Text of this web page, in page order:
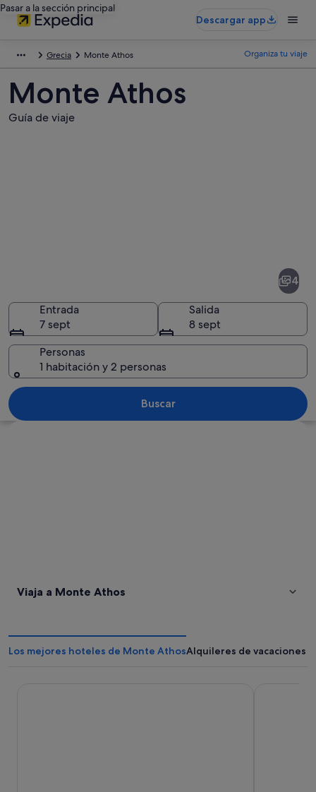
Pasar a la sección principal
Descargar app
Grecia Monte Athos Organiza tu viaje
Monte Athos
Guía de viaje
Una fortaleza de piedra histórica
4
Entrada
7 sept
Salida
8 sept
Personas
1 habitación y 2 personas
Buscar
Viaja a Monte Athos
Los mejores hoteles de Monte AthosAlquileres de vacaciones